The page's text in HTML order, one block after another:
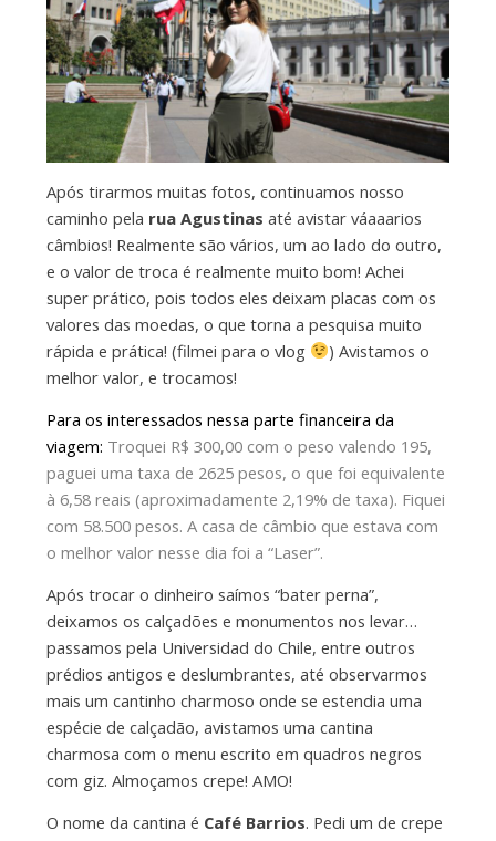
Após tirarmos muitas fotos, continuamos nosso
caminho pela rua Agustinas até avistar váaaarios
câmbios! Realmente são vários, um ao lado do outro,
e o valor de troca é realmente muito bom! Achei
super prático, pois todos eles deixam placas com os
valores das moedas, o que torna a pesquisa muito
rápida e prática! (filmei para o vlog
) Avistamos o
melhor valor, e trocamos!
Para os interessados nessa parte financeira da
viagem: Troquei R$ 300,00 com o peso valendo 195,
paguei uma taxa de 2625 pesos, o que foi equivalente
à 6,58 reais (aproximadamente 2,19% de taxa). Fiquei
com 58.500 pesos. A casa de câmbio que estava com
o melhor valor nesse dia foi a “Laser”.
Após trocar o dinheiro saímos “bater perna”,
deixamos os calçadões e monumentos nos levar…
passamos pela Universidad do Chile, entre outros
prédios antigos e deslumbrantes, até observarmos
mais um cantinho charmoso onde se estendia uma
espécie de calçadão, avistamos uma cantina
charmosa com o menu escrito em quadros negros
com giz. Almoçamos crepe! AMO!
O nome da cantina é Café Barrios. Pedi um de crepe